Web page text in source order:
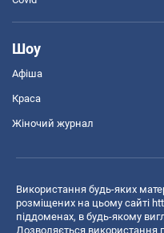
Шоу
Афіша
Краса
Жіночий журнал
Використання будь-яких
розміщених на цьому сайті
піддоменах, в будь-якому
Дозволяється використання